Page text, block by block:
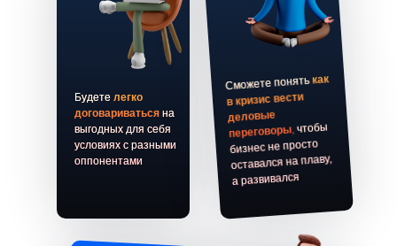
Будете легко
договариваться на
выгодных для себя
условиях с разными
оппонентами
Сможете понятькак
в кризис вести
деловые
переговоры,чтобы
бизнес не просто
оставался на плаву,
а развивался